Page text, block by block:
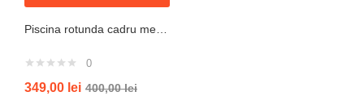
0
349,00 lei 400,00lei